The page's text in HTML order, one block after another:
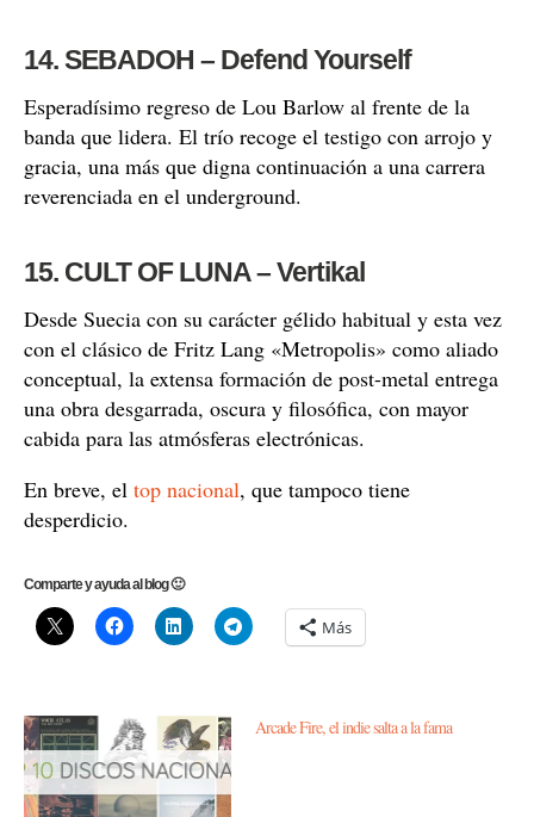
14. SEBADOH – Defend Yourself
Esperadísimo regreso de Lou Barlow al frente de la
banda que lidera. El trío recoge el testigo con arrojo y
gracia, una más que digna continuación a una carrera
reverenciada en el underground.
15. CULT OF LUNA – Vertikal
Desde Suecia con su carácter gélido habitual y esta vez
con el clásico de Fritz Lang «Metropolis» como aliado
conceptual, la extensa formación de post-metal entrega
una obra desgarrada, oscura y filosófica, con mayor
cabida para las atmósferas electrónicas.
En breve, el top nacional, que tampoco tiene
desperdicio.
Comparte y ayuda al blog 🙂
Más
Arcade Fire, el indie salta a la fama